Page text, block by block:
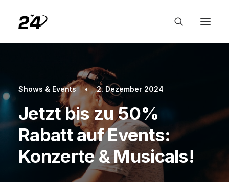
Shows & Events • 2. Dezember 2024
Jetzt bis zu 50%
Rabatt auf Events:
Konzerte & Musicals!